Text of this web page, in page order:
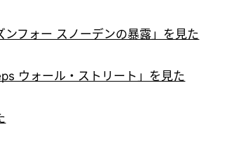
フォー スノーデンの暴露」を見た
ウォール・ストリート」を見た